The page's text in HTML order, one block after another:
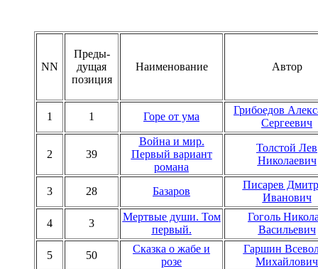
NN
Преды-
дущая
позиция
Наименование Автор
1 1 Горе от ума
Грибоедов
Сергеевич
2 39
Война и мир.
Первый вариант
романа
Толстой Лев
Николаевич
3 28 Базаров
Писарев
Иванович
4 3
Мертвые души. Том
первый.
Гоголь
Васильевич
5 50
Cказка о жабе и
розе
Гаршин
Михайлович